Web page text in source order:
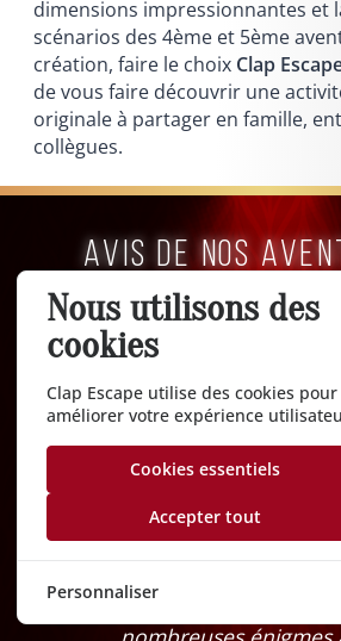
Nous utilisons des
cookies
Clap Escape utilise des cookies pour
améliorer votre expérience
Cookies essentiels
Accepter tout
Personnaliser
dimensions impressionnantes et
scénarios des 4ème et 5ème
création, faire le choix Clap
de vous faire découvrir une
originale à partager en famille,
collègues.
Avis de nos
POUR NOS ESCAPE ROOM
‹
Salle Dracula faite à
expérience du début
Excellent accueil par
master, mise en
parfaite avec un super
Salle incroyable avec
vraiment travaillés et